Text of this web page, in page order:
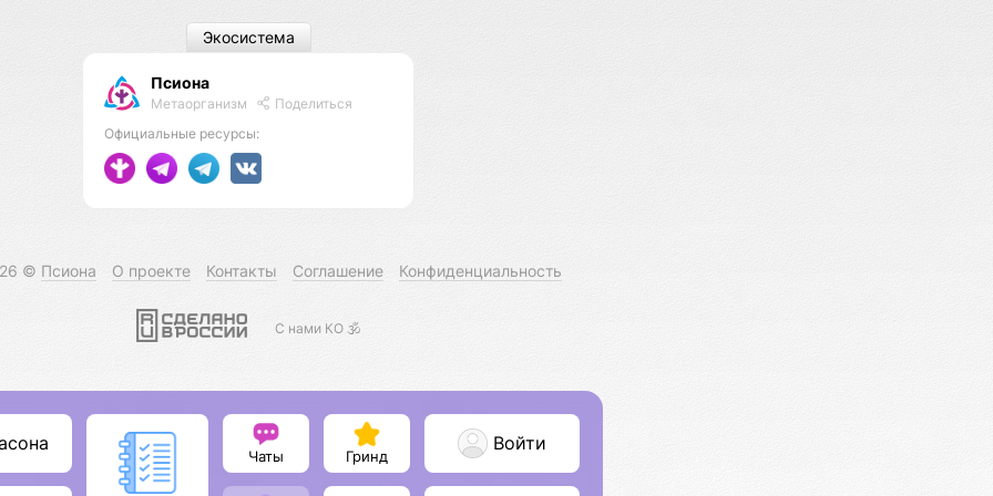
Псиона
Метаорганизм
Поделиться
Официальные ресурсы:
Экосистема
© Псиона О проекте Контакты Соглашение Конфиденциальность
С нами КО 🕉️
Чаты Гринд
Войти